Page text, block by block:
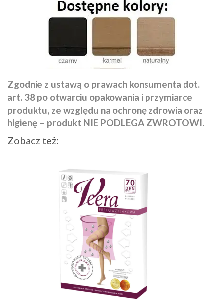
Zgodnie z ustawą o prawach konsumenta dot.
art. 38 po otwarciu opakowania i przymiarce
produktu, ze względu na ochronę zdrowia oraz
higienę – produkt NIE PODLEGA ZWROTOWI.
Zobacz też: